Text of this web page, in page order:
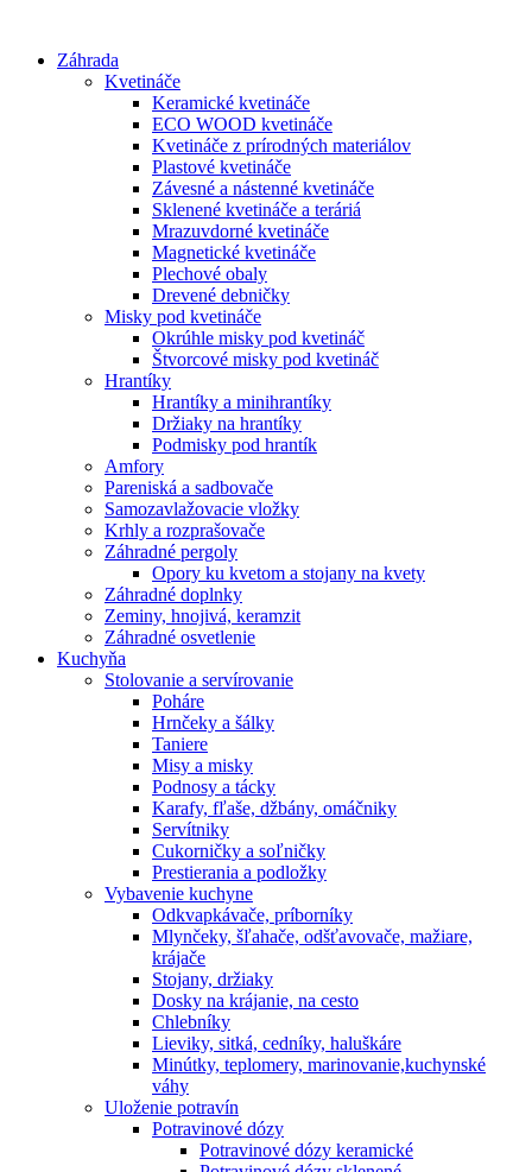
obsah
Záhrada
Kvetináče
Keramické kvetináče
ECO WOOD kvetináče
Kvetináče z prírodných materiálov
Plastové kvetináče
Závesné a nástenné kvetináče
Sklenené kvetináče a teráriá
Mrazuvdorné kvetináče
Magnetické kvetináče
Plechové obaly
Drevené debničky
Misky pod kvetináče
Okrúhle misky pod kvetináč
Štvorcové misky pod kvetináč
Hrantíky
Hrantíky a minihrantíky
Držiaky na hrantíky
Podmisky pod hrantík
Amfory
Pareniská a sadbovače
Samozavlažovacie vložky
Krhly a rozprašovače
Záhradné pergoly
Opory ku kvetom a stojany na kvety
Záhradné doplnky
Zeminy, hnojivá, keramzit
Záhradné osvetlenie
Kuchyňa
Stolovanie a servírovanie
Poháre
Hrnčeky a šálky
Taniere
Misy a misky
Podnosy a tácky
Karafy, fľaše, džbány, omáčniky
Servítniky
Cukorničky a soľničky
Prestierania a podložky
Vybavenie kuchyne
Odkvapkávače, príborníky
Mlynčeky, šľahače, odšťavovače, mažiare,
krájače
Stojany, držiaky
Dosky na krájanie, na cesto
Chlebníky
Lieviky, sitká, cedníky, haluškáre
Minútky, teplomery, marinovanie,kuchynské
váhy
Uloženie potravín
Potravinové dózy
Potravinové dózy keramické